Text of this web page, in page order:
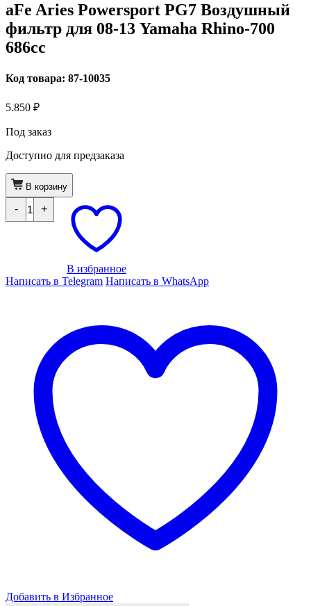
aFe Aries Powersport PG7 Воздушный
фильтр для 08-13 Yamaha Rhino-700
686cc
Код товара: 87-10035
5.850 ₽
Под заказ
Доступно для предзаказа
В корзину
-
Количество
товара
aFe
Воздушный
фильтр
686cc
+
В избранное
Написать в Telegram Написать в WhatsApp
Добавить в Избранное